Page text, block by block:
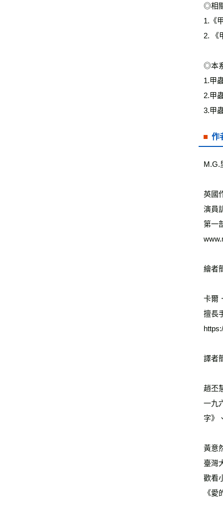
◎相
1.《
2. 《
◎本
1.甲
2.甲
3.甲
作
M.G.
英國
演員
第一
繪者
卡爾
擅長
譯者
趙丕
一九
字》
黃意
臺灣
歡看
《